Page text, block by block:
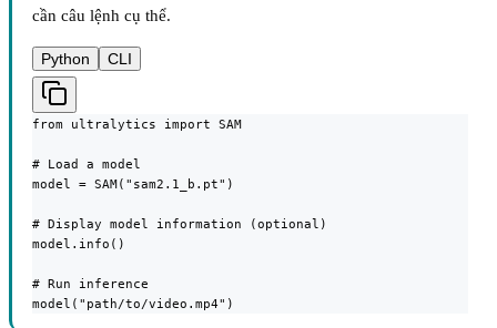
cần câu lệnh cụ thể.
Python CLI
from ultralytics import SAM
# Load a model
model = SAM("sam2.1_b.pt")
# Display model information (optional)
model.info()
# Run inference
model("path/to/video.mp4")